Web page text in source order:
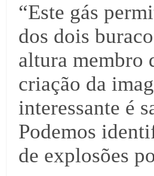
“Este gás
dos dois
altura membro
criação da
interessante é
Podemos
de explosões